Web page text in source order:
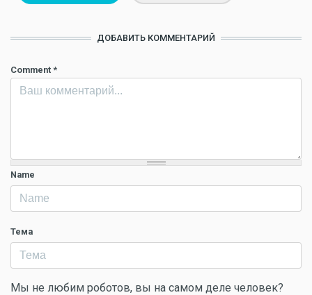
ДОБАВИТЬ КОММЕНТАРИЙ
Comment *
Name
Тема
Мы не любим роботов, вы на самом деле человек?